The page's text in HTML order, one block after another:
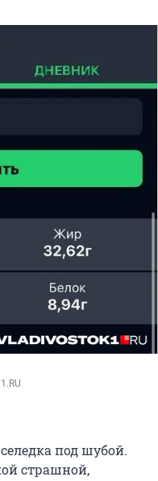
под шубой.
страшной,